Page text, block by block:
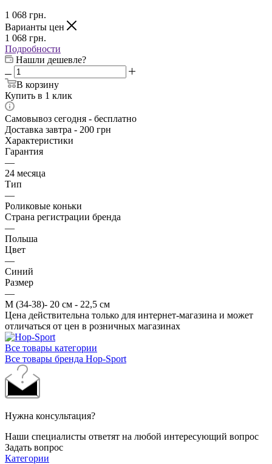
1 068 грн.
Варианты цен
1 068 грн.
Подробности
Нашли дешевле?
В корзину
Купить в 1 клик
Самовывоз сегодня - бесплатно
Доставка завтра - 200 грн
Характеристики
Гарантия
—
24 месяца
Тип
—
Роликовые коньки
Страна регистрации бренда
—
Польша
Цвет
—
Синий
Размер
—
М (34-38)- 20 см - 22,5 см
Цена действительна только для интернет-магазина и может
отличаться от цен в розничных магазинах
Все товары категории
Все товары бренда Hop-Sport
Нужна консультация?
Наши специалисты ответят на любой интересующий вопрос
Задать вопрос
Категории